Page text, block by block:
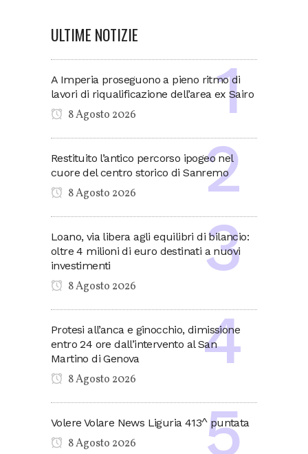
ULTIME NOTIZIE
A Imperia proseguono a pieno ritmo di
lavori di riqualificazione dell’area ex Sairo
8 Agosto 2026
Restituito l’antico percorso ipogeo nel
cuore del centro storico di Sanremo
8 Agosto 2026
Loano, via libera agli equilibri di bilancio:
oltre 4 milioni di euro destinati a nuovi
investimenti
8 Agosto 2026
Protesi all’anca e ginocchio, dimissione
entro 24 ore dall’intervento al San
Martino di Genova
8 Agosto 2026
Volere Volare News Liguria 413^ puntata
8 Agosto 2026